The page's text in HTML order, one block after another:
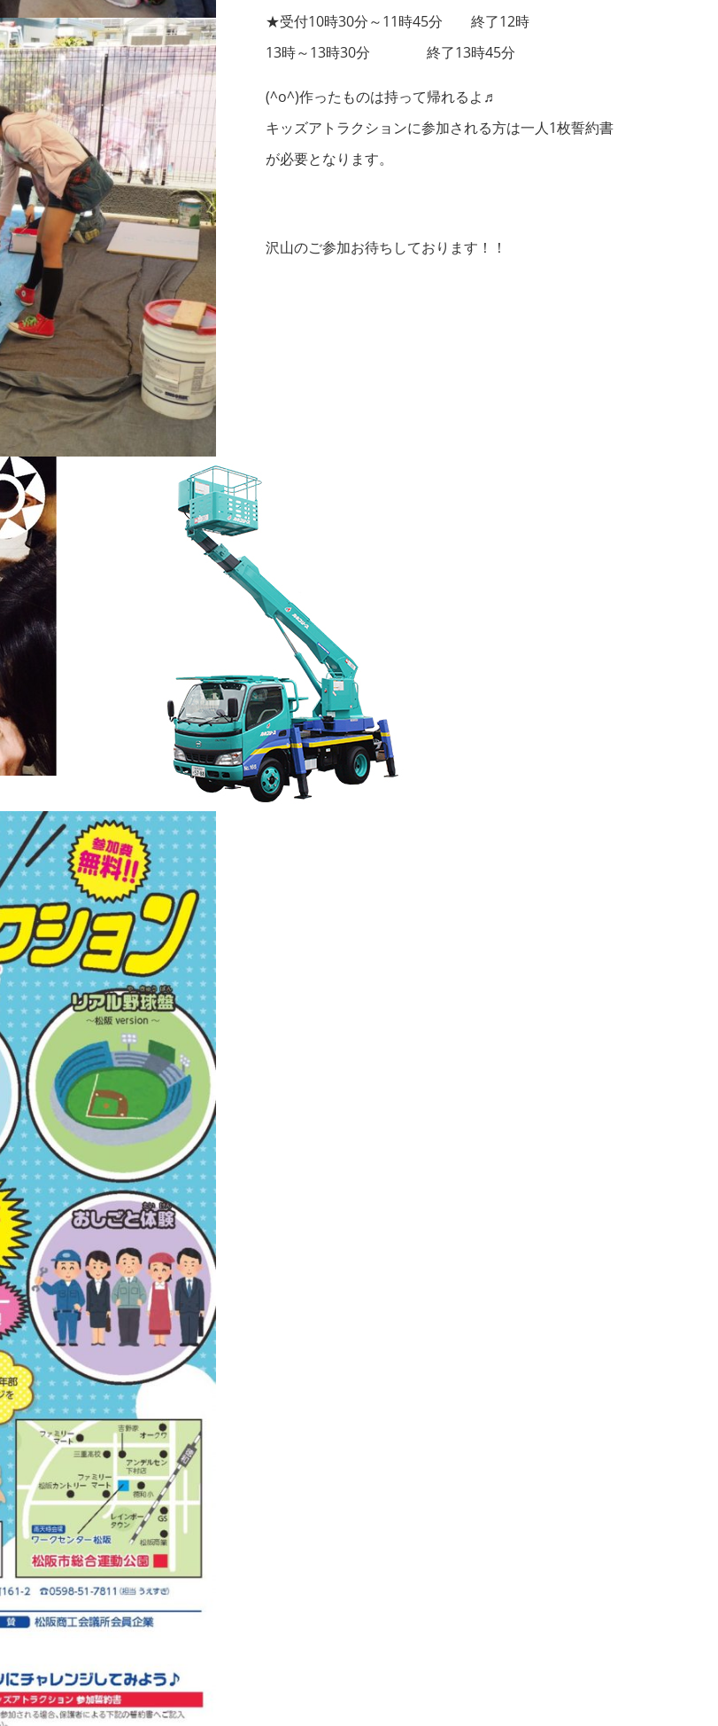
★受付10時30分～11時45分 終了12時
13時～13時30分 終了13時45分
(^o^)作ったものは持って帰れるよ♬
キッズアトラクションに参加される方は一人1枚誓約書
が必要となります。
沢山のご参加お待ちしております！！